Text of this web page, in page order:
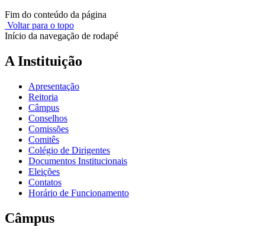
Fim do conteúdo da página
Voltar para o topo
Início da navegação de rodapé
A Instituição
Apresentação
Reitoria
Câmpus
Conselhos
Comissões
Comitês
Colégio de Dirigentes
Documentos Institucionais
Eleições
Contatos
Horário de Funcionamento
Câmpus